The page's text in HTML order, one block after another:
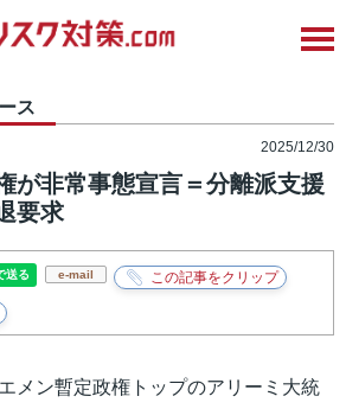
ス
2025/12/30
が非常事態宣言＝分離派支援
要求
e-mail
メン暫定政権トップのアリーミ大統